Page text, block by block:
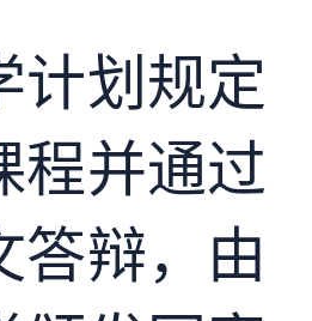
计划规定
程并通过
答辩，由